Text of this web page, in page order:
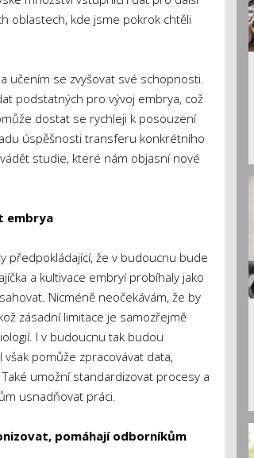
oblastech, kde jsme pokrok chtěli
učením se zvyšovat své schopnosti.
podstatných pro vývoj embrya, což
dostat se rychleji k posouzení
úspěšnosti transferu konkrétního
studie, které nám objasní nové
embrya
předpokládající, že v budoucnu bude
a kultivace embryí probíhaly jako
Nicméně neočekávám, že by
zásadní limitace je samozřejmě
I v budoucnu tak budou
pomůže zpracovávat data,
umožní standardizovat procesy a
usnadňovat práci.
pomáhají odborníkům